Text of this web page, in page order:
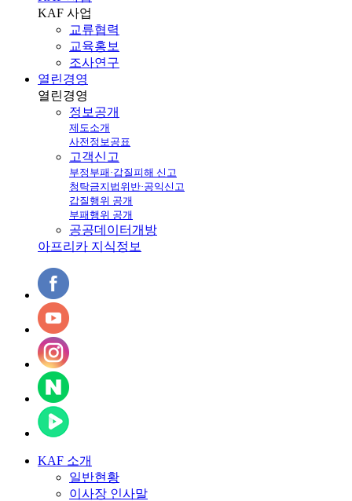
KAF 사업
교류협력
교육홍보
조사연구
열린경영
열린경영
정보공개
제도소개
사전정보공표
고객신고
부정부패·갑질피해 신고
청탁금지법위반·공익신고
갑질행위 공개
부패행위 공개
공공데이터개방
아프리카 지식정보
KAF 소개
일반현황
이사장 인사말